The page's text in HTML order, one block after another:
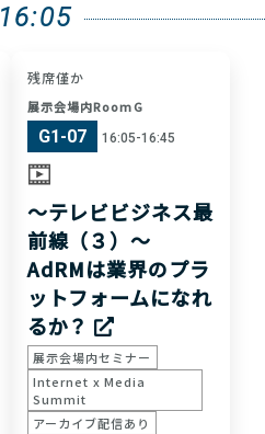
16:05
残席僅か
展示会場内RoomG
G1-07 16:05-16:45
〜テレビビジネス最
前線（３）〜
AdRMは業界のプラ
ットフォームになれ
るか？
展示会場内セミナー
Internet x Media
Summit
アーカイブ配信あり